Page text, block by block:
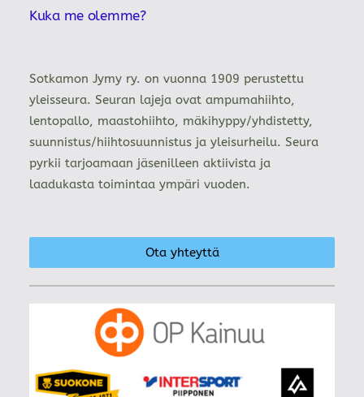
Kuka me olemme?
Sotkamon Jymy ry. on vuonna 1909 perustettu
yleisseura. Seuran lajeja ovat ampumahiihto,
lentopallo, maastohiihto, mäkihyppy/yhdistetty,
suunnistus/hiihtosuunnistus ja yleisurheilu. Seura
pyrkii tarjoamaan jäsenilleen aktiivista ja
laadukasta toimintaa ympäri vuoden.
Ota yhteyttä